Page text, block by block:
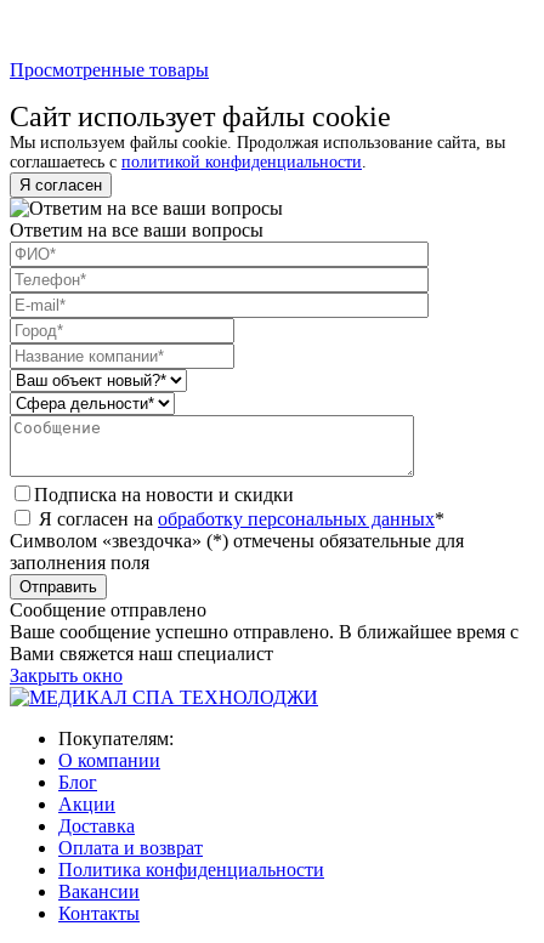
Просмотренные товары
Сайт использует файлы cookie
Мы используем файлы cookie. Продолжая использование сайта, вы
соглашаетесь с политикой конфиденциальности.
Я согласен
Ответим на все ваши вопросы
Подписка на новости и скидки
Я согласен на обработку персональных данных*
Символом «звездочка» (*) отмечены обязательные для
заполнения поля
Сообщение отправлено
Ваше сообщение успешно отправлено. В ближайшее время с
Вами свяжется наш специалист
Закрыть окно
Покупателям:
О компании
Блог
Акции
Доставка
Оплата и возврат
Политика конфиденциальности
Вакансии
Контакты